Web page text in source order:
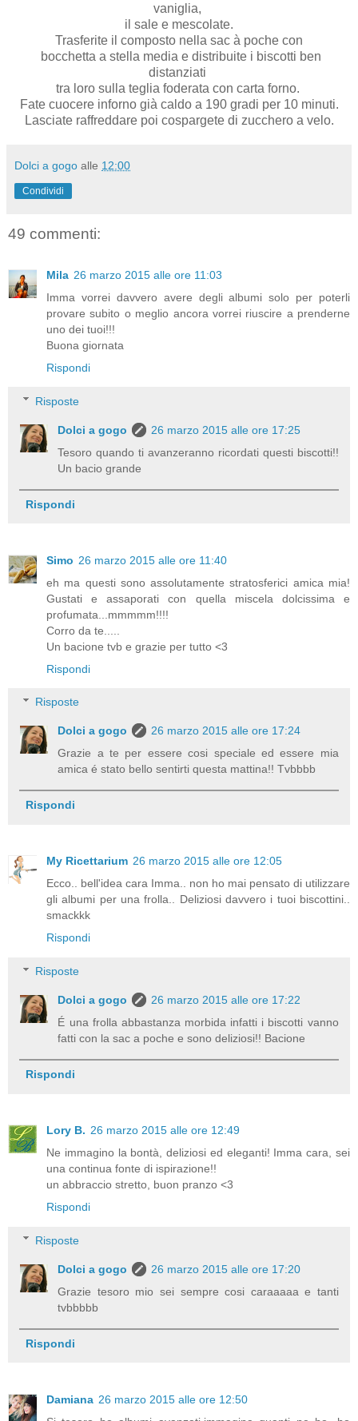
vaniglia,
il sale e mescolate.
Trasferite il composto nella sac à poche con
bocchetta a stella media e distribuite i biscotti ben
distanziati
tra loro sulla teglia foderata con carta forno.
Fate cuocere inforno già caldo a 190 gradi per 10 minuti.
Lasciate raffreddare poi cospargete di zucchero a velo.
Dolci a gogo alle 12:00
Condividi
49 commenti:
Mila 26 marzo 2015 alle ore 11:03
Imma vorrei davvero avere degli albumi solo per poterli
provare subito o meglio ancora vorrei riuscire a prenderne
uno dei tuoi!!!
Buona giornata
Rispondi
Risposte
Dolci a gogo
26 marzo 2015 alle ore 17:25
Tesoro quando ti avanzeranno ricordati questi biscotti!!
Un bacio grande
Rispondi
Simo 26 marzo 2015 alle ore 11:40
eh ma questi sono assolutamente stratosferici amica mia!
Gustati e assaporati con quella miscela dolcissima e
profumata...mmmmm!!!!
Corro da te.....
Un bacione tvb e grazie per tutto <3
Rispondi
Risposte
Dolci a gogo
26 marzo 2015 alle ore 17:24
Grazie a te per essere cosi speciale ed essere mia
amica é stato bello sentirti questa mattina!! Tvbbbb
Rispondi
My Ricettarium 26 marzo 2015 alle ore 12:05
Ecco.. bell'idea cara Imma.. non ho mai pensato di utilizzare
gli albumi per una frolla.. Deliziosi davvero i tuoi biscottini..
smackkk
Rispondi
Risposte
Dolci a gogo
26 marzo 2015 alle ore 17:22
É una frolla abbastanza morbida infatti i biscotti vanno
fatti con la sac a poche e sono deliziosi!! Bacione
Rispondi
Lory B. 26 marzo 2015 alle ore 12:49
Ne immagino la bontà, deliziosi ed eleganti! Imma cara, sei
una continua fonte di ispirazione!!
un abbraccio stretto, buon pranzo <3
Rispondi
Risposte
Dolci a gogo
26 marzo 2015 alle ore 17:20
Grazie tesoro mio sei sempre cosi caraaaaa e tanti
tvbbbbb
Rispondi
Damiana 26 marzo 2015 alle ore 12:50